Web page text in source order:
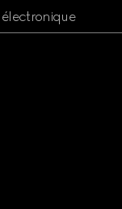
électronique